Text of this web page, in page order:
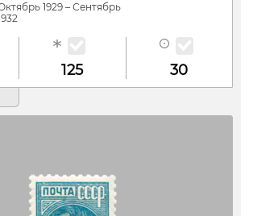
1929 – Сентябрь
125 30